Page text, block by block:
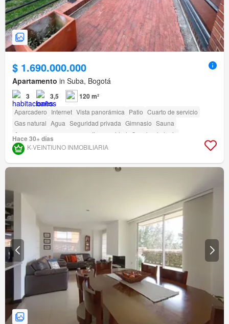
$ 1.690.000.000
Apartamento in Suba, Bogotá
3 3,5 120 m²
Aparcadero Internet Vista panorámica Patio Cuarto de servicio
Gas natural Agua Seguridad privada Gimnasio Sauna
Acceso para personas con discapacidad
Cancha de tenis
Hace 30+ días
K·VEINTIUNO INMOBILIARIA